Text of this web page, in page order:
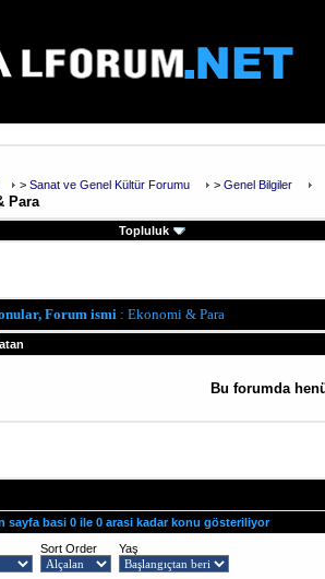
> Sanat ve Genel Kültür Forumu > Genel Bilgiler
Para
Topluluk
Forum ismi : Ekonomi & Para
Bu forumda
sayfa basi 0 ile 0 arasi kadar konu gösteriliyor
Sort Order Yaş